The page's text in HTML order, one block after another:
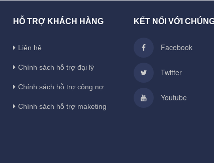
HỖ TRỢ KHÁCH HÀNG
Liên hệ
Chính sách hỗ trợ đại lý
Chính sách hỗ trợ công nợ
Chính sách hỗ trợ maketing
KẾT NỐI VỚI
Facebook
Twitter
Youtube